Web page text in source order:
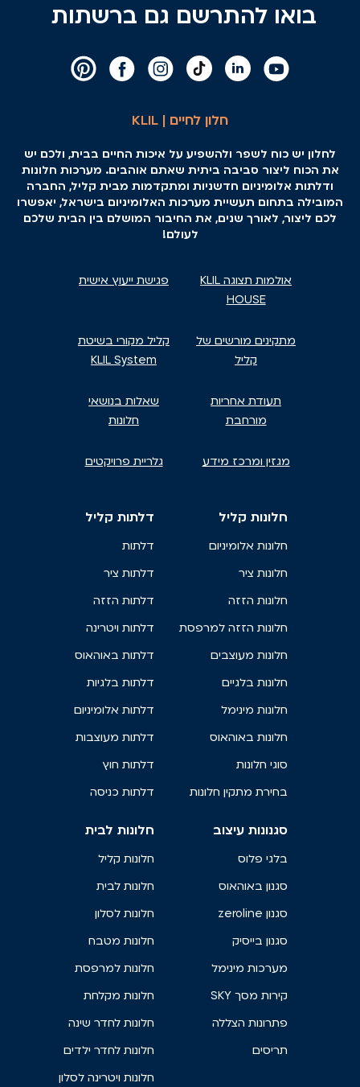
בואו להתרשם גם ברשתות
חלון לחיים | KLIL
לחלון יש כוח לשפר ולהשפיע על איכות החיים בבית, ולכם יש
את הכוח ליצור סביבה ביתית שאתם אוהבים. מערכות חלונות
ודלתות אלומיניום חדשניות ומתקדמות מבית קליל, החברה
המובילה בתחום תעשיית מערכות האלומיניום בישראל, יאפשרו
לכם ליצור, לאורך שנים, את החיבור המושלם בין הבית שלכם
לעולם!
אולמות תצוגה KLIL
HOUSE
פגישת ייעוץ אישית
מתקינים מורשים של
קליל
קליל מקורי בשיטת
KLIL System
תעודת אחריות
מורחבת
שאלות בנושאי
חלונות
מגזין ומרכז מידע גלריית פרויקטים
חלונות קליל
חלונות אלומיניום
חלונות ציר
חלונות הזזה
חלונות הזזה למרפסת
חלונות מעוצבים
חלונות בלגיים
חלונות מינימל
חלונות באוהאוס
סוגי חלונות
בחירת מתקין חלונות
דלתות קליל
דלתות
דלתות ציר
דלתות הזזה
דלתות ויטרינה
דלתות באוהאוס
דלתות בלגיות
דלתות אלומיניום
דלתות מעוצבות
דלתות חוץ
דלתות כניסה
סגנונות עיצוב
בלגי פלוס
סגנון באוהאוס
סגנון zeroline
סגנון בייסיק
מערכות מינימל
קירות מסך SKY
פתרונות הצללה
תריסים
חלונות לבית
חלונות קליל
חלונות לבית
חלונות לסלון
חלונות מטבח
חלונות למרפסת
חלונות מקלחת
חלונות לחדר שינה
חלונות לחדר ילדים
חלונות ויטרינה לסלון